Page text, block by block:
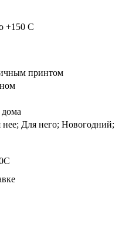
+150 С
принтом
Для него; Новогодний;